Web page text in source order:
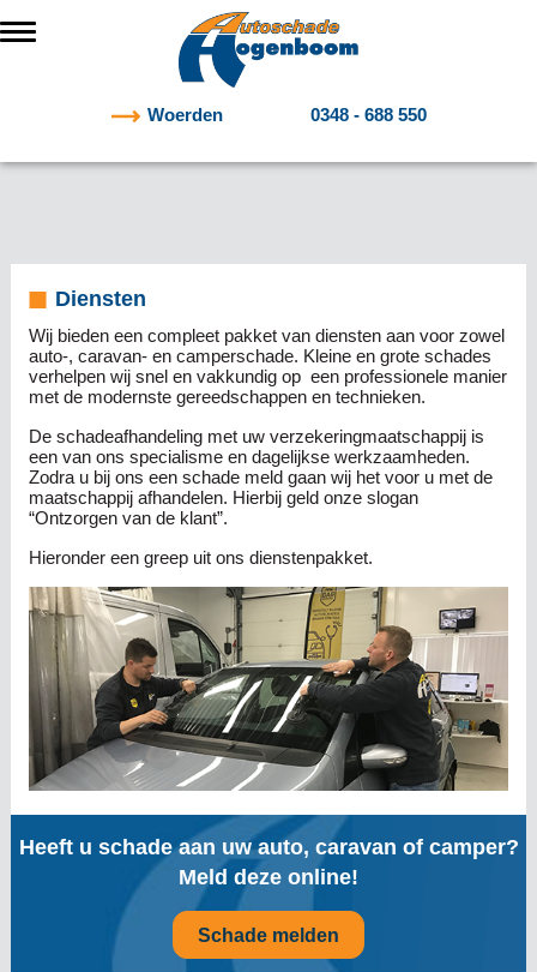
Woerden 0348 - 688 550
Diensten
Wij bieden een compleet pakket van diensten aan voor zowel
auto-, caravan- en camperschade. Kleine en grote schades
verhelpen wij snel en vakkundig op een professionele manier
met de modernste gereedschappen en technieken.
De schadeafhandeling met uw verzekeringmaatschappij is
een van ons specialisme en dagelijkse werkzaamheden.
Zodra u bij ons een schade meld gaan wij het voor u met de
maatschappij afhandelen. Hierbij geld onze slogan
“Ontzorgen van de klant”.
Hieronder een greep uit ons dienstenpakket.
Heeft u schade aan uw auto, caravan of camper?
Meld deze online!
Schade melden